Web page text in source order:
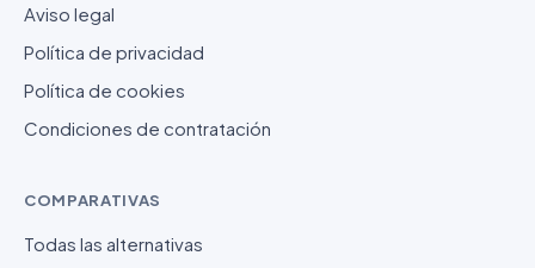
Aviso legal
Política de privacidad
Política de cookies
Condiciones de contratación
COMPARATIVAS
Todas las alternativas